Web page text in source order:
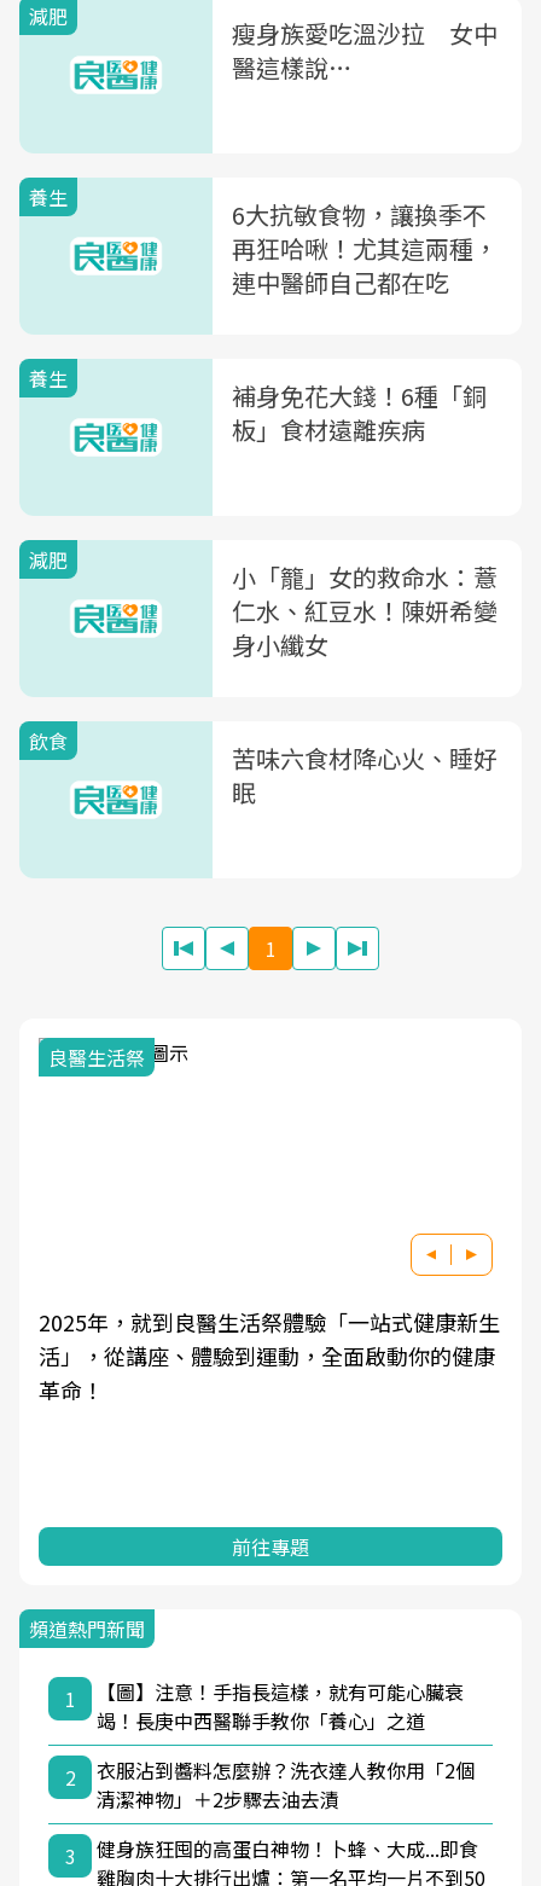
減肥
瘦身族愛吃溫沙拉 女中
醫這樣說…
養生
6大抗敏食物，讓換季不
再狂哈啾！尤其這兩種，
連中醫師自己都在吃
養生
補身免花大錢！6種「銅
板」食材遠離疾病
減肥
小「籠」女的救命水：薏
仁水、紅豆水！陳妍希變
身小纖女
飲食
苦味六食材降心火、睡好
眠
1
良醫生活祭
2025年，就到良醫生活祭體驗「一站式健康新生
活」，從講座、體驗到運動，全面啟動你的健康
革命！
前往專題
頻道熱門新聞
1
【圖】注意！手指長這樣，就有可能心臟衰
竭！長庚中西醫聯手教你「養心」之道
2
衣服沾到醬料怎麼辦？洗衣達人教你用「2個
清潔神物」＋2步驟去油去漬
3
健身族狂囤的高蛋白神物！卜蜂、大成...即食
雞胸肉十大排行出爐：第一名平均一片不到50